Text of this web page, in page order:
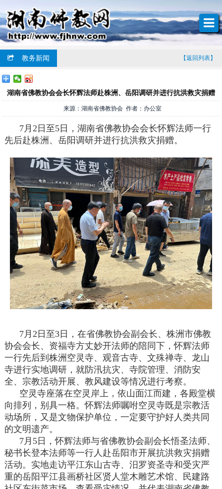
教务新闻 【返回列表】
湖南省佛教协会会长怀辉法师赴株洲、岳阳调研并进行抗洪救灾捐赠
来源：湖南省佛教协会 作者：办公室
7月2日至5日，湖南省佛教协会会长怀辉法师一行
先后赴株洲、岳阳调研并进行抗洪救灾捐赠。
7月2日至3日，在省佛教协会副会长、株洲市佛教
协会会长、资福寺方丈妙开法师的陪同下，怀辉法师
一行先后到株洲空灵寺、观音古寺、文殊禅寺、龙山
寺进行实地调研，就防汛抗灾、寺院管理、消防安
全、宗教活动开展、教风建设等情况进行考察。
空灵寺座落在空灵岸上，依山面江而建，各殿堂横
向排列，别具一格。怀辉法师嘱咐空灵寺既是宗教活
动场所，又是文物保护单位，一定要守护好人类共同
的文明遗产。
7月5日，怀辉法师与省佛教协会副会长悟圣法师、
秘书长登本法师等一行人赴岳阳市开展抗洪救灾捐赠
活动。实地走访平江东山古寺、汨罗资圣寺和受灾严
重的岳阳平江县画桥社区贤人堂木雕艺术馆、民建路